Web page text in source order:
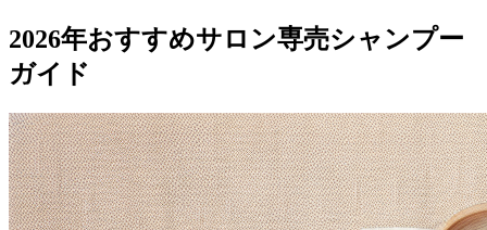
2026年おすすめサロン専売シャンプー
ガイド